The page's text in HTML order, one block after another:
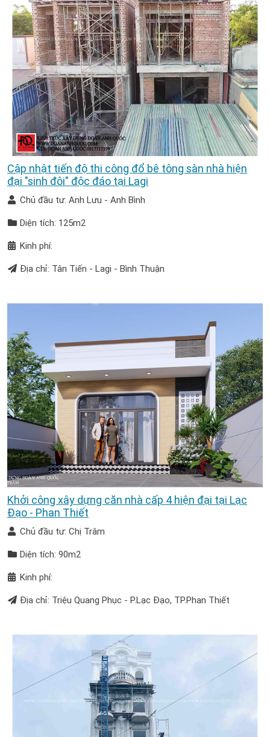
Cập nhật tiến độ thi công đổ bê tông sàn nhà hiện
đại "sinh đôi" độc đáo tại Lagi
Chủ đầu tư: Anh Lưu - Anh Bình
Diện tích: 125m2
Kinh phí:
Địa chỉ: Tân Tiến - Lagi - Bình Thuận
Khởi công xây dựng căn nhà cấp 4 hiện đại tại Lạc
Đạo - Phan Thiết
Chủ đầu tư: Chị Trâm
Diện tích: 90m2
Kinh phí:
Địa chỉ: Triệu Quang Phục - P.Lạc Đạo, TP.Phan Thiết